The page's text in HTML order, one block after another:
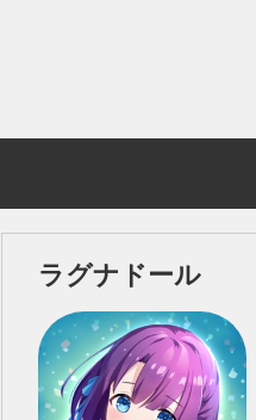
ラグナドール